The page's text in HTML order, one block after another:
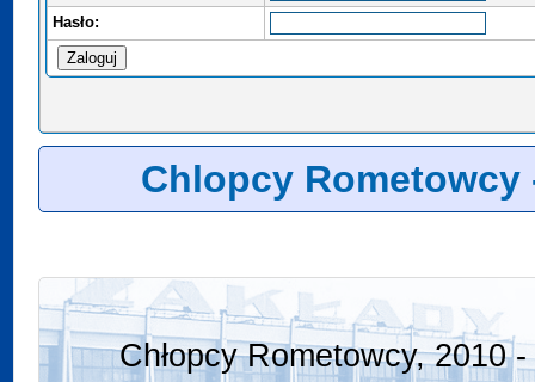
Hasło:
Chlopcy Rometowcy
Chłopcy Rometowcy, 2010